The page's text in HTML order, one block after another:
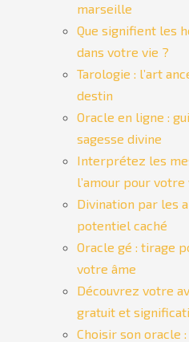
marseille
Que signifient les
dans votre vie ?
Tarologie : l’art
destin
Oracle en ligne :
sagesse divine
Interprétez les
l’amour pour votre
Divination par les
potentiel caché
Oracle gé : tirage
votre âme
Découvrez votre
gratuit et
Choisir son oracle